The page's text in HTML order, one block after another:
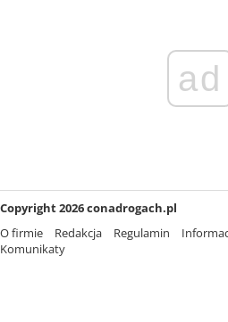
ad
Copyright 2026 conadrogach.pl
O firmie
Redakcja Regulamin
Komunikaty